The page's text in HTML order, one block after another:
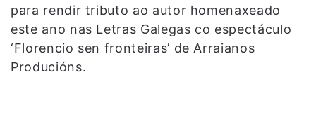
para rendir tributo ao autor homenaxeado
este ano nas Letras Galegas co espectáculo
‘Florencio sen fronteiras’ de Arraianos
Producións.